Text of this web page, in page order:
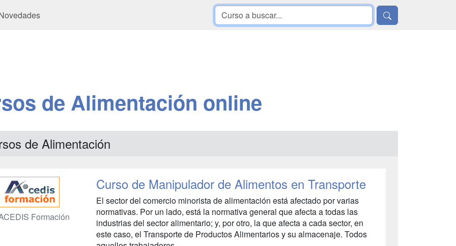
de Alimentación online
de Alimentación
Formación
Curso de Manipulador de Alimentos en Transporte
El sector del comercio minorista de alimentación está afectado por varias
normativas. Por un lado, está la normativa general que afecta a todas las
industrias del sector alimentario; y, por otro, la que afecta a cada sector, en
este caso, el Transporte de Productos Alimentarios y su almacenaje. Todos